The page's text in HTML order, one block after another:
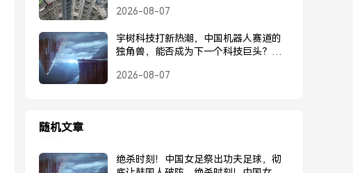
2026-08-07
宇树科技打新热潮，中国机器人赛道的
独角兽，能否成为下一个科技巨头？宇
否成为下一个科技巨头？
2026-08-07
随机文章
绝杀时刻！中国女足祭出功夫足球，彻